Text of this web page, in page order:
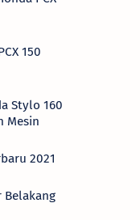
150
Stylo 160
Mesin
2021
Belakang